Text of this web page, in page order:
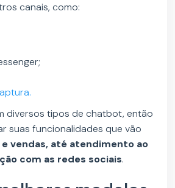
canais, como:
diversos tipos de chatbot, então
suas funcionalidades que vão
vendas, até atendimento ao
com as redes sociais.